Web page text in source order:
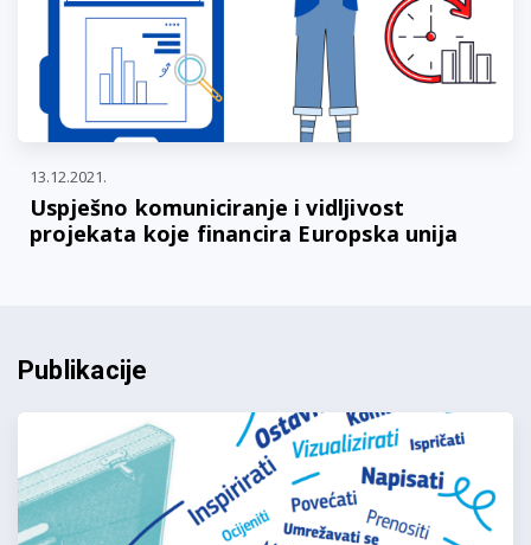
13.12.2021.
Uspješno komuniciranje i vidljivost
projekata koje financira Europska unija
Publikacije